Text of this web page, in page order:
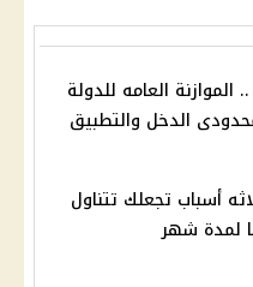
العامه للدولة
الدخل والتطبيق
أسباب تجعلك تتناول
لمدة شهر